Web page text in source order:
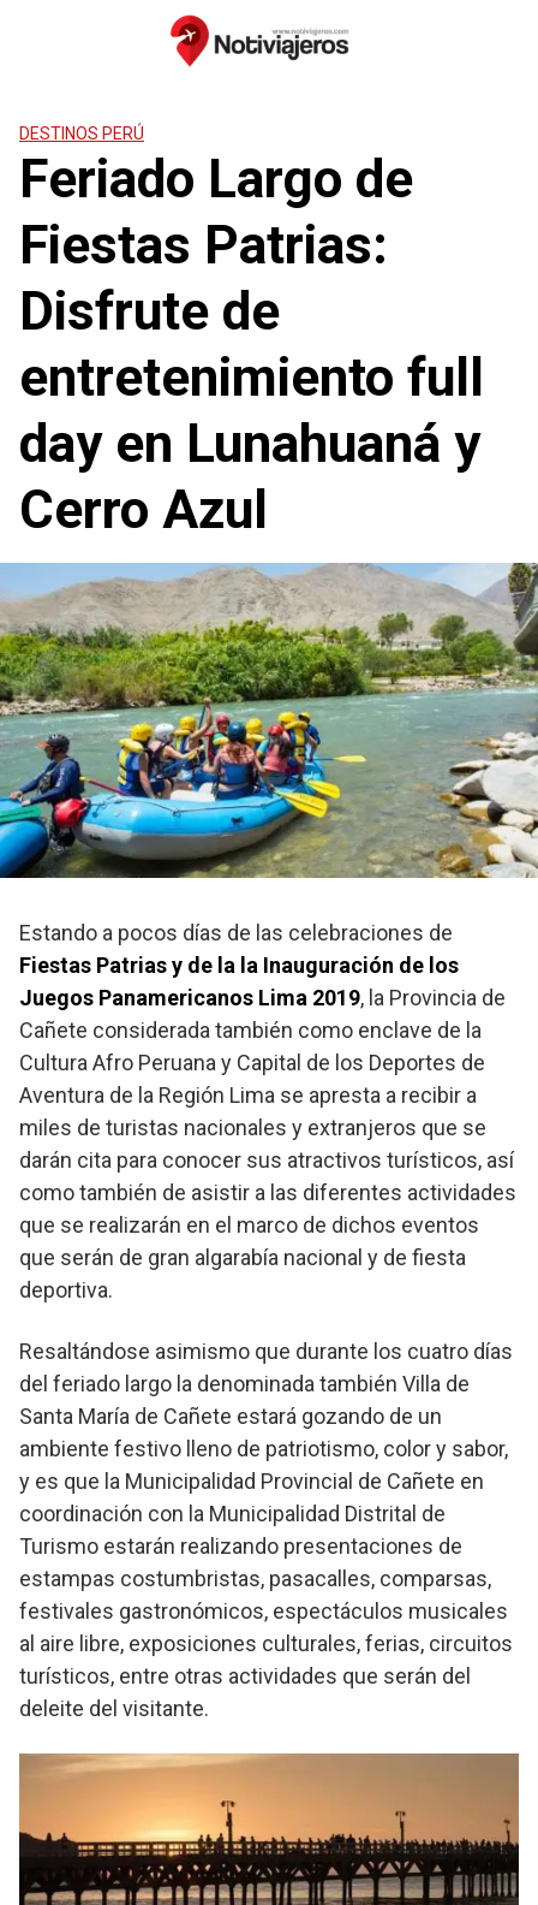
DESTINOS PERÚ
Feriado Largo de
Fiestas Patrias:
Disfrute de
entretenimiento full
day en Lunahuaná y
Cerro Azul
Estando a pocos días de las celebraciones de
Fiestas Patrias y de la la Inauguración de los
Juegos Panamericanos Lima 2019, la Provincia de
Cañete considerada también como enclave de la
Cultura Afro Peruana y Capital de los Deportes de
Aventura de la Región Lima se apresta a recibir a
miles de turistas nacionales y extranjeros que se
darán cita para conocer sus atractivos turísticos, así
como también de asistir a las diferentes actividades
que se realizarán en el marco de dichos eventos
que serán de gran algarabía nacional y de fiesta
deportiva.
Resaltándose asimismo que durante los cuatro días
del feriado largo la denominada también Villa de
Santa María de Cañete estará gozando de un
ambiente festivo lleno de patriotismo, color y sabor,
y es que la Municipalidad Provincial de Cañete en
coordinación con la Municipalidad Distrital de
Turismo estarán realizando presentaciones de
estampas costumbristas, pasacalles, comparsas,
festivales gastronómicos, espectáculos musicales
al aire libre, exposiciones culturales, ferias, circuitos
turísticos, entre otras actividades que serán del
deleite del visitante.